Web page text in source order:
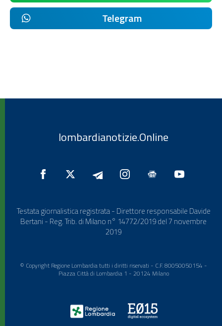
Telegram
lombardianotizie.Online
Testata giornalistica registrata - Direttore responsabile Davide
Bertani - Reg. Trib. di Milano n° 14772/2019 del 7 novembre
2019
© Copyright Regione Lombardia tutti i diritti riservati - C.F. 80050050154 -
Piazza Città di Lombardia 1 - 20124 Milano